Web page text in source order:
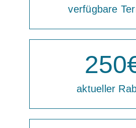
verfügbare
250
aktueller